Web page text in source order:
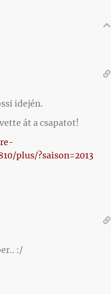
idején.
át a csapatot!
plus/?saison=2013
:/